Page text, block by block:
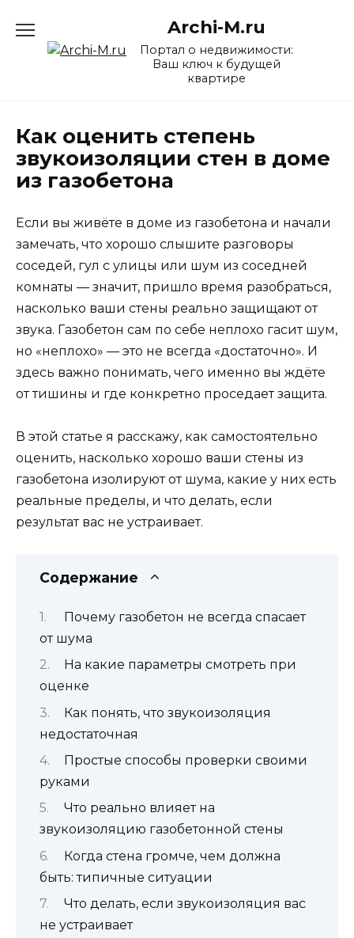
содержанию
Archi-M.ru
Портал о недвижимости:
Ваш ключ к будущей
квартире
Как оценить степень
звукоизоляции стен в доме
из газобетона
Если вы живёте в доме из газобетона и начали
замечать, что хорошо слышите разговоры
соседей, гул с улицы или шум из соседней
комнаты — значит, пришло время разобраться,
насколько ваши стены реально защищают от
звука. Газобетон сам по себе неплохо гасит шум,
но «неплохо» — это не всегда «достаточно». И
здесь важно понимать, чего именно вы ждёте
от тишины и где конкретно проседает защита.
В этой статье я расскажу, как самостоятельно
оценить, насколько хорошо ваши стены из
газобетона изолируют от шума, какие у них есть
реальные пределы, и что делать, если
результат вас не устраивает.
Содержание
Почему газобетон не всегда спасает
от шума
На какие параметры смотреть при
оценке
Как понять, что звукоизоляция
недостаточная
Простые способы проверки своими
руками
Что реально влияет на
звукоизоляцию газобетонной стены
Когда стена громче, чем должна
быть: типичные ситуации
Что делать, если звукоизоляция вас
не устраивает